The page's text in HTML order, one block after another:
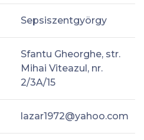
Sepsiszentgyörgy
Sfantu Gheorghe, str.
Mihai Viteazul, nr.
2/3A/15
lazar1972@yahoo.com